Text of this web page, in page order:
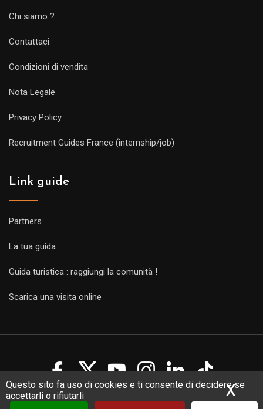
Questo sito fa uso di cookies e ti consente di decidere se
accettarli o rifiutarli
X
Chi siamo ?
Contattaci
Condizioni di vendita
Nota Legale
Privacy Policy
Recruitment Guides France (internship/job)
Link guide
Partners
La tua guida
Guida turistica : raggiungi la comunità !
Scarica una visita online
Copyright Guides 2021. Tous droits réservés.
Développement